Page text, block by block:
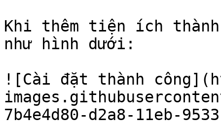
Khi thêm tiện ích
như hình dưới:
![Cài đặt thành
7b4e4d80-d2a8-11eb-